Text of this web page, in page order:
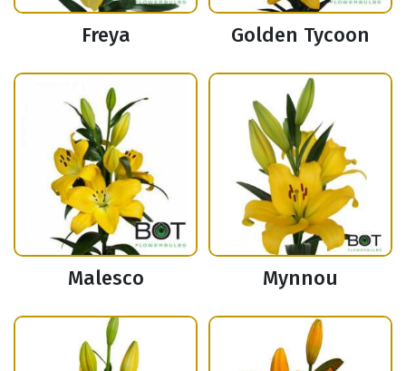
Freya Golden Tycoon
Malesco Mynnou